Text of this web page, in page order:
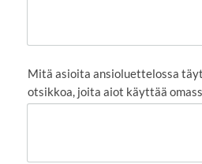
Mitä asioita ansioluettelossa
otsikkoa, joita aiot käyttää